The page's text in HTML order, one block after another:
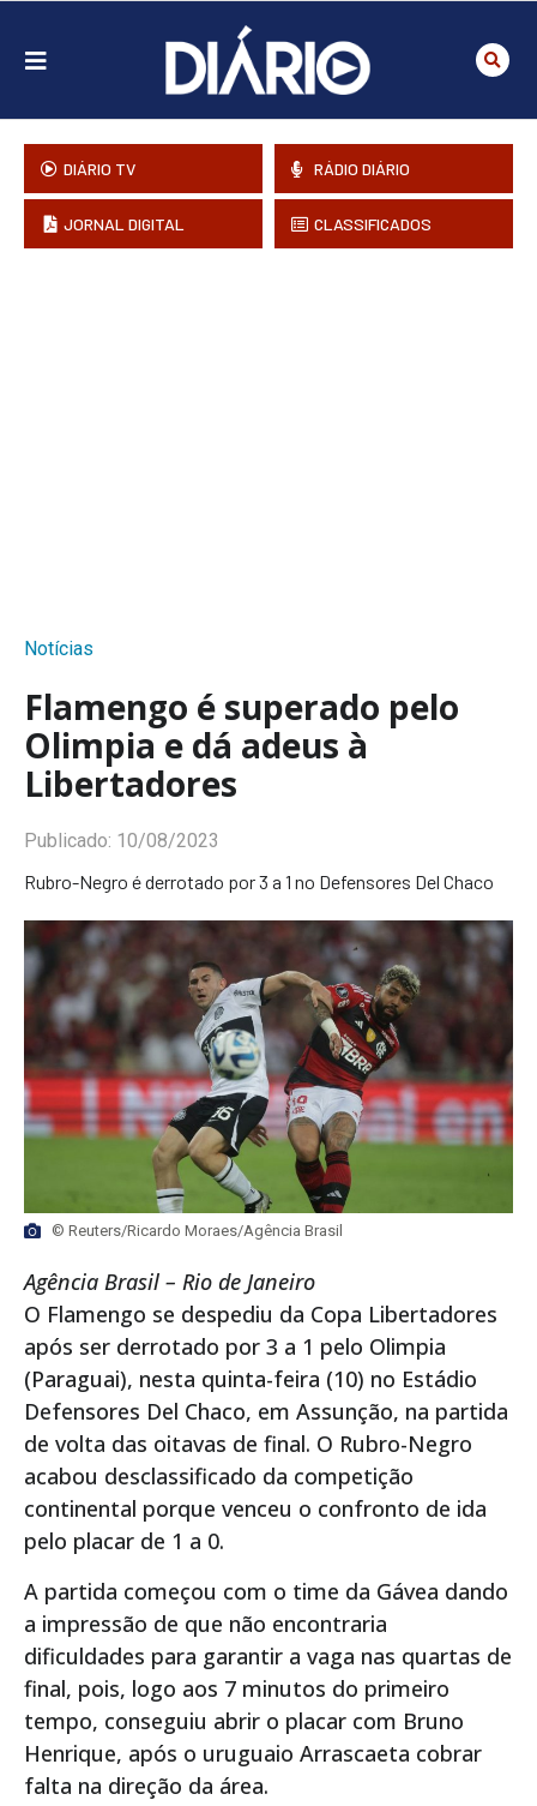
DIÁRIO TV RÁDIO DIÁRIO
JORNAL DIGITAL CLASSIFICADOS
Notícias
Flamengo é superado pelo
Olimpia e dá adeus à
Libertadores
Publicado: 10/08/2023
Rubro-Negro é derrotado por 3 a 1 no Defensores Del Chaco
© Reuters/Ricardo Moraes/Agência Brasil
Agência Brasil – Rio de Janeiro
O Flamengo se despediu da Copa Libertadores
após ser derrotado por 3 a 1 pelo Olimpia
(Paraguai), nesta quinta-feira (10) no Estádio
Defensores Del Chaco, em Assunção, na partida
de volta das oitavas de final. O Rubro-Negro
acabou desclassificado da competição
continental porque venceu o confronto de ida
pelo placar de 1 a 0.
A partida começou com o time da Gávea dando
a impressão de que não encontraria
dificuldades para garantir a vaga nas quartas de
final, pois, logo aos 7 minutos do primeiro
tempo, conseguiu abrir o placar com Bruno
Henrique, após o uruguaio Arrascaeta cobrar
falta na direção da área.